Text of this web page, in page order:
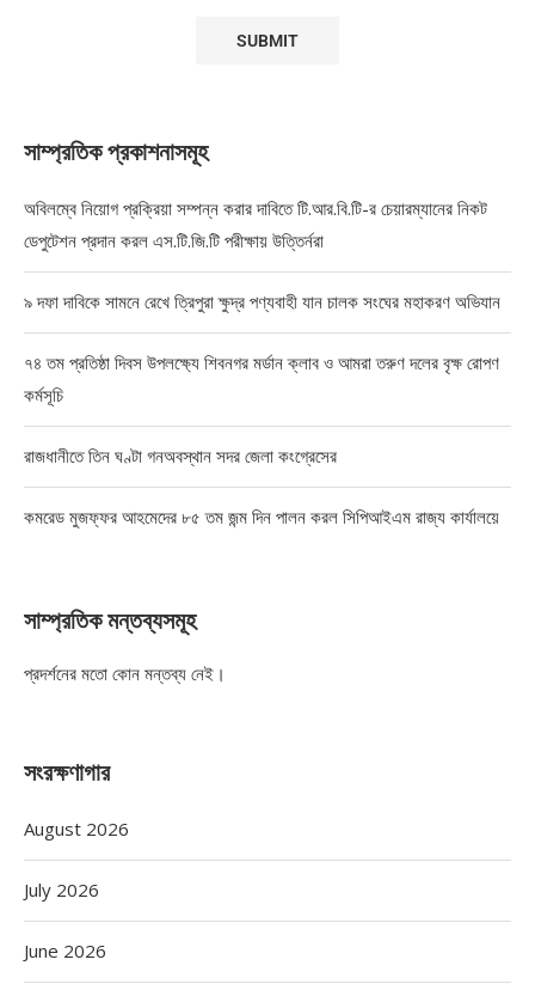
সাম্প্রতিক প্রকাশনাসমূহ
অবিলম্বে নিয়োগ প্রক্রিয়া সম্পন্ন করার দাবিতে টি.আর.বি.টি-র চেয়ারম্যানের নিকট
ডেপুটেশন প্রদান করল এস.টি.জি.টি পরীক্ষায় উত্তির্নরা
৯ দফা দাবিকে সামনে রেখে ত্রিপুরা ক্ষুদ্র পণ্যবাহী যান চালক সংঘের মহাকরণ অভিযান
৭৪ তম প্রতিষ্ঠা দিবস উপলক্ষ্যে শিবনগর মর্ডান ক্লাব ও আমরা তরুণ দলের বৃক্ষ রোপণ
কর্মসূচি
রাজধানীতে তিন ঘণ্টা গনঅবস্থান সদর জেলা কংগ্রেসের
কমরেড মুজফ্ফর আহমেদের ৮৫ তম জন্ম দিন পালন করল সিপিআইএম রাজ্য কার্যালয়ে
সাম্প্রতিক মন্তব্যসমূহ
প্রদর্শনের মতো কোন মন্তব্য নেই।
সংরক্ষণাগার
August 2026
July 2026
June 2026